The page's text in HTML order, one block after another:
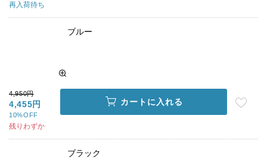
再入荷待ち
ブルー
4,950円
4,455円
10%OFF
残りわずか
カートに入れる
ブラック